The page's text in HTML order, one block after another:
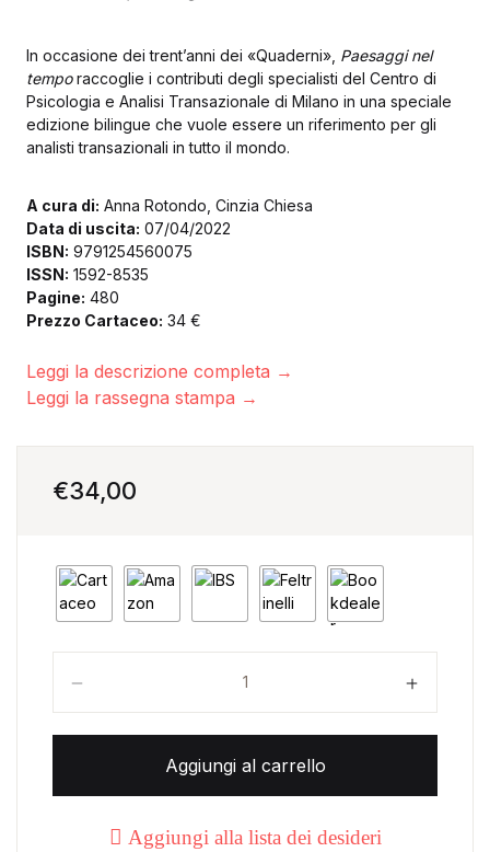
Crea Un Account
In occasione dei trent’anni dei «Quaderni», Paesaggi nel
temporaccoglie i contributi degli specialisti del Centro di
Psicologia e Analisi Transazionale di Milano in una speciale
edizione bilingue che vuole essere un riferimento per gli
analisti transazionali in tutto il mondo.
A cura di: Anna Rotondo, Cinzia Chiesa
Data di uscita: 07/04/2022
ISBN: 9791254560075
ISSN: 1592-8535
Pagine: 480
Prezzo Cartaceo: 34 €
Leggi la descrizione completa →
Leggi la rassegna stampa →
€34,00
Aggiungi al carrello
Aggiungi alla lista dei desideri